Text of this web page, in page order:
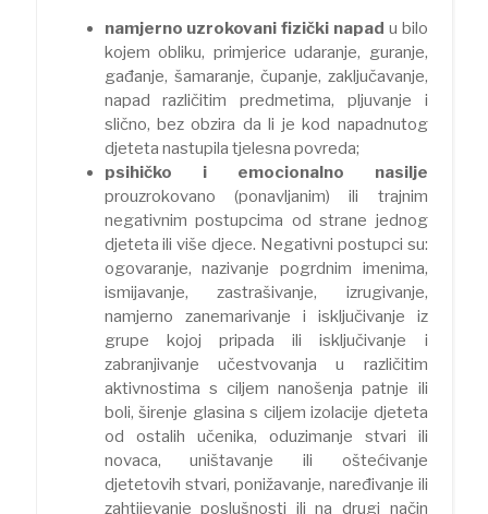
namjerno uzrokovani fizički napad u bilo
kojem obliku, primjerice udaranje, guranje,
gađanje, šamaranje, čupanje, zaključavanje,
napad različitim predmetima, pljuvanje i
slično, bez obzira da li je kod napadnutog
djeteta nastupila tjelesna povreda;
psihičko i emocionalno nasilje
prouzrokovano (ponavljanim) ili trajnim
negativnim postupcima od strane jednog
djeteta ili više djece. Negativni postupci su:
ogovaranje, nazivanje pogrdnim imenima,
ismijavanje, zastrašivanje, izrugivanje,
namjerno zanemarivanje i isključivanje iz
grupe kojoj pripada ili isključivanje i
zabranjivanje učestvovanja u različitim
aktivnostima s ciljem nanošenja patnje ili
boli, širenje glasina s ciljem izolacije djeteta
od ostalih učenika, oduzimanje stvari ili
novaca, uništavanje ili oštećivanje
djetetovih stvari, ponižavanje, naređivanje ili
zahtijevanje poslušnosti ili na drugi način